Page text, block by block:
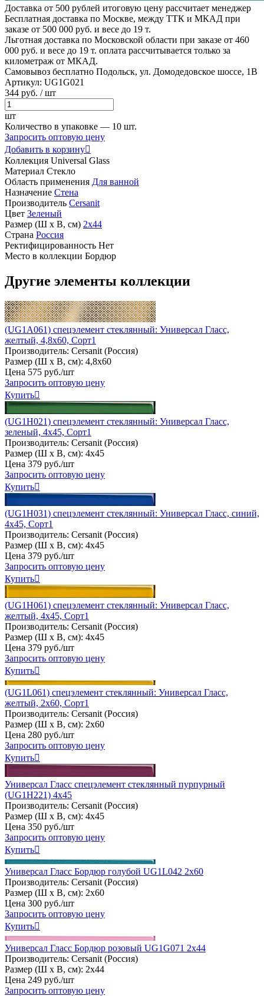
Доставка от 500 рублей итоговую цену рассчитает менеджер
Бесплатная доставка по Москве, между ТТК и МКАД при
заказе от 500 000 руб. и весе до 19 т.
Льготная доставка по Московской области при заказе от 460
000 руб. и весе до 19 т. оплата рассчитывается только за
километраж от МКАД.
Самовывоз бесплатно Подольск, ул. Домодедовское шоссе, 1В
Артикул: UG1G021
344 руб. / шт
шт
Количество в упаковке — 10 шт.
Запросить оптовую цену
Добавить в корзину
Коллекция Universal Glass
Материал Стекло
Область применения Для ванной
Назначение Стена
Производитель Cersanit
Цвет Зеленый
Размер (Ш х В, см) 2х44
Страна Россия
Ректифицированность Нет
Место в коллекции Бордюр
Другие элементы коллекции
(UG1A061) спецэлемент стеклянный: Универсал Гласс,
желтый, 4,8x60, Сорт1
Производитель: Cersanit (Россия)
Размер (Ш х В, см): 4,8х60
Цена 575 руб./шт
Запросить оптовую цену
Купить
(UG1H021) спецэлемент стеклянный: Универсал Гласс,
зеленый, 4x45, Сорт1
Производитель: Cersanit (Россия)
Размер (Ш х В, см): 4х45
Цена 379 руб./шт
Запросить оптовую цену
Купить
(UG1H031) спецэлемент стеклянный: Универсал Гласс, синий,
4x45, Сорт1
Производитель: Cersanit (Россия)
Размер (Ш х В, см): 4х45
Цена 379 руб./шт
Запросить оптовую цену
Купить
(UG1H061) спецэлемент стеклянный: Универсал Гласс,
желтый, 4x45, Сорт1
Производитель: Cersanit (Россия)
Размер (Ш х В, см): 4х45
Цена 379 руб./шт
Запросить оптовую цену
Купить
(UG1L061) спецэлемент стеклянный: Универсал Гласс,
желтый, 2x60, Сорт1
Производитель: Cersanit (Россия)
Размер (Ш х В, см): 2х60
Цена 280 руб./шт
Запросить оптовую цену
Купить
Универсал Гласс cпецэлемент стеклянный пурпурный
(UG1H221) 4x45
Производитель: Cersanit (Россия)
Размер (Ш х В, см): 4х45
Цена 350 руб./шт
Запросить оптовую цену
Купить
Универсал Гласс Бордюр голубой UG1L042 2х60
Производитель: Cersanit (Россия)
Размер (Ш х В, см): 2х60
Цена 300 руб./шт
Запросить оптовую цену
Купить
Универсал Гласс Бордюр розовый UG1G071 2х44
Производитель: Cersanit (Россия)
Размер (Ш х В, см): 2х44
Цена 249 руб./шт
Запросить оптовую цену